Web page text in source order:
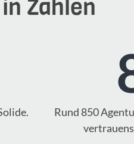
Zahlen
Rund 850